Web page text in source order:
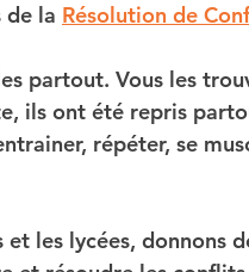
de la Résolution de
partout. Vous les
ils ont été repris
répéter, se
les lycées, donnons